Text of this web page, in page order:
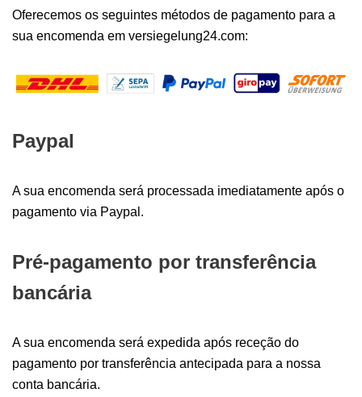
Oferecemos os seguintes métodos de pagamento para a
sua encomenda em versiegelung24.com:
Paypal
A sua encomenda será processada imediatamente após o
pagamento via Paypal.
Pré-pagamento por transferência
bancária
A sua encomenda será expedida após receção do
pagamento por transferência antecipada para a nossa
conta bancária.